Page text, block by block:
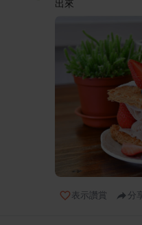
出來
表示讚賞 分